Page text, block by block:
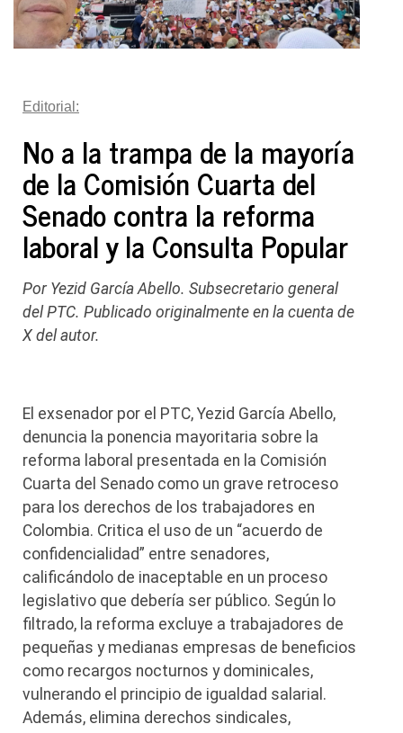
Editorial:
No a la trampa de la mayoría
de la Comisión Cuarta del
Senado contra la reforma
laboral y la Consulta Popular
Por Yezid García Abello. Subsecretario general
del PTC. Publicado originalmente en la cuenta de
X del autor.
El exsenador por el PTC, Yezid García Abello,
denuncia la ponencia mayoritaria sobre la
reforma laboral presentada en la Comisión
Cuarta del Senado como un grave retroceso
para los derechos de los trabajadores en
Colombia. Critica el uso de un “acuerdo de
confidencialidad” entre senadores,
calificándolo de inaceptable en un proceso
legislativo que debería ser público. Según lo
filtrado, la reforma excluye a trabajadores de
pequeñas y medianas empresas de beneficios
como recargos nocturnos y dominicales,
vulnerando el principio de igualdad salarial.
Además, elimina derechos sindicales,